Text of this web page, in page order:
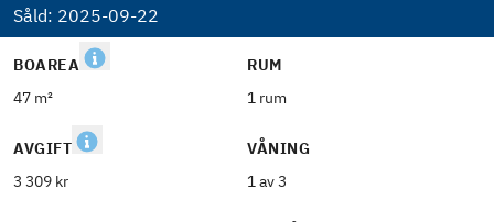
Såld: 2025-09-22
BOAREA
47 m²
RUM
1 rum
AVGIFT
3 309 kr
VÅNING
1 av 3